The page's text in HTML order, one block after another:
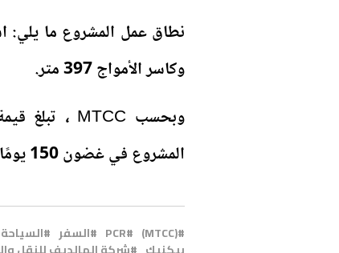
وكاسر الأمواج 397 متر.
المشروع في غضون 150 يومًا.
(MTCC)
PCR السفر السياحة